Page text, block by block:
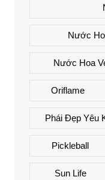
Nước
Nước Hoa
Oriflame
Phái Đẹp Yêu
Pickleball
Sun Life